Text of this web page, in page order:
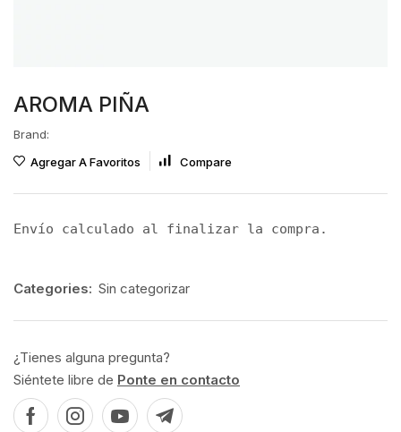
AROMA PIÑA
Brand:
Agregar A Favoritos
Compare
Envío calculado al finalizar la compra.
Categories: Sin categorizar
¿Tienes alguna pregunta?
Siéntete libre de Ponte en contacto